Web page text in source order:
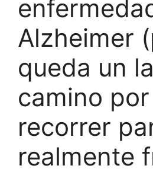
Alzheimer
queda un
camino por
recorrer
realmente